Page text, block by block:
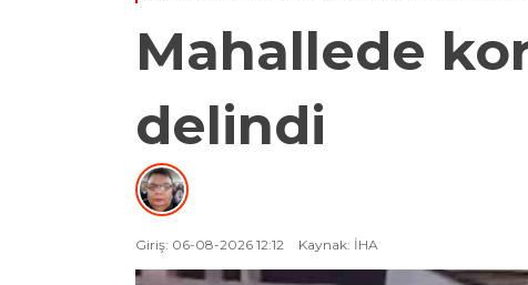
Mahallede
delindi
Giriş: 06-08-2026 12:12 Kaynak: İHA